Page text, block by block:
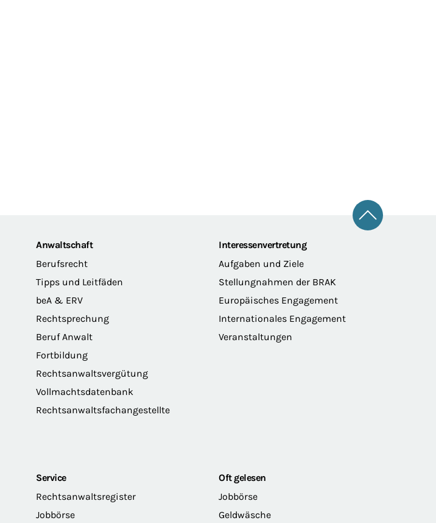
Zum
Anwaltschaft
Berufsrecht
Tipps und Leitfäden
beA & ERV
Rechtsprechung
Beruf Anwalt
Fortbildung
Rechtsanwaltsvergütung
Vollmachtsdatenbank
Rechtsanwaltsfachangestellte
Interessenvertretung
Aufgaben und Ziele
Stellungnahmen der BRAK
Europäisches Engagement
Internationales Engagement
Veranstaltungen
Service
Rechtsanwaltsregister
Jobbörse
Oft gelesen
Jobbörse
Geldwäsche